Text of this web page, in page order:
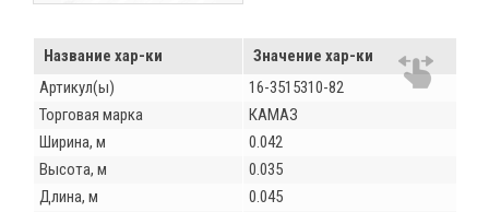
Название хар-ки
Значение хар-ки
Артикул(ы)
16-3515310-82
Торговая марка
КАМАЗ
Ширина, м
0.042
Высота, м
0.035
Длина, м
0.045